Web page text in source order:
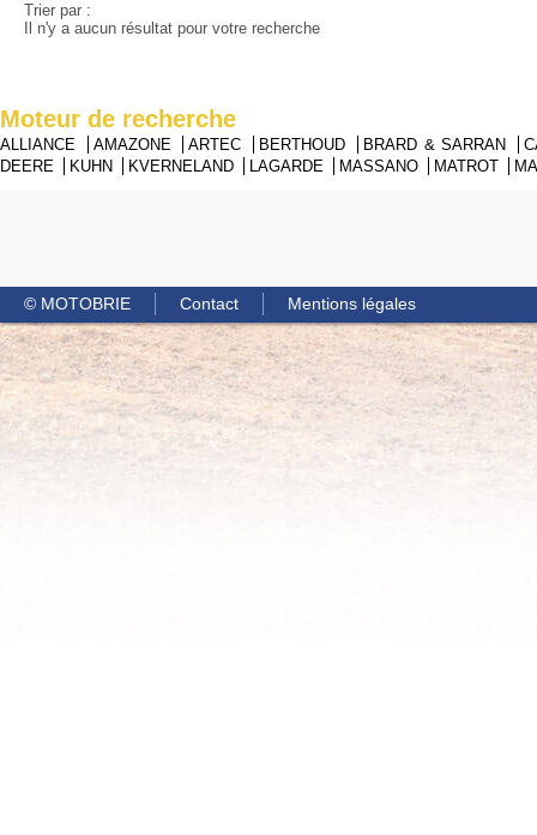
Trier par :
Il n'y a aucun résultat pour votre recherche
Moteur de recherche
ALLIANCE AMAZONE ARTEC BERTHOUD BRARD & SARRAN
DEERE
KUHN KVERNELAND LAGARDE MASSANO MATROT
© MOTOBRIE Contact Mentions légales